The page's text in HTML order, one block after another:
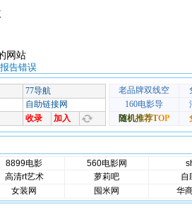
网站
报告错误
8899电影 560电影网
高清rt艺术 萝莉吧 自
女装网 囤米网 华